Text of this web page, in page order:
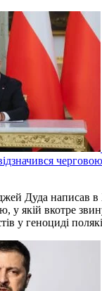
Дуда написав в
у якій вкотре
у геноциді